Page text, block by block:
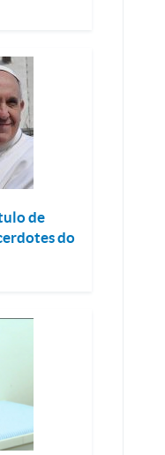
de
do